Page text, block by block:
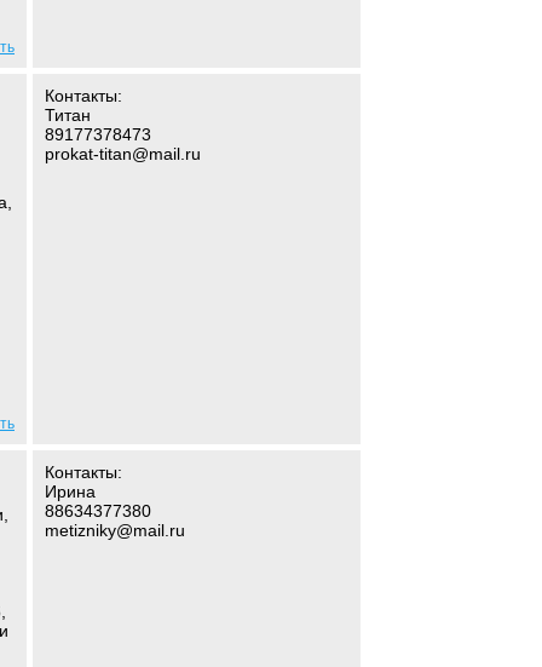
Контакты:
Титан
89177378473
prokat-titan@mail.ru
Контакты:
Ирина
88634377380
metizniky@mail.ru